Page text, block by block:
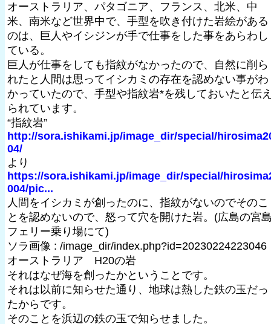
オーストラリア、パタゴニア、フランス、北米、中
米、南米など世界中で、手型を吹き付けた岩絵がある
のは、巨人やイシジンが手で仕事をした事をあらわし
ている。
巨人が仕事をしても指紋がなかったので、自然に削ら
れたと人間は思ってイシカミの存在を認めない事がわ
かっていたので、手型や指紋岩*を残しておいたと伝
られています。
“指紋岩”
http://sora.ishikami.jp/image_dir/special/
04/
より
https://sora.ishikami.jp/image_dir/special/
004/pic...
人間をイシカミが創ったのに、指紋がないのでそのこ
とを認めないので、怒って穴を開けた岩。(広島の宮
フェリー乗り場にて)
ソラ画像 : /image_dir/index.php?id=20230224223046
オーストラリア H20の岩
それはなぜ海を創ったかということです。
それは以前に知らせた通り、地球は熱した鉄の玉だっ
たからです。
そのことを浜辺の鉄の玉で知らせました。